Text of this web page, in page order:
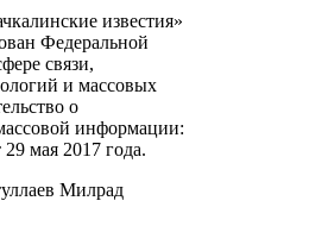
известия»
Федеральной
связи,
и массовых
о
информации:
мая 2017 года.
Милрад